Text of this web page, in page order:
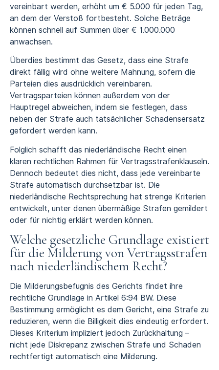
vereinbart werden, erhöht um € 5.000 für jeden Tag,
an dem der Verstoß fortbesteht. Solche Beträge
können schnell auf Summen über € 1.000.000
anwachsen.
Überdies bestimmt das Gesetz, dass eine Strafe
direkt fällig wird ohne weitere Mahnung, sofern die
Parteien dies ausdrücklich vereinbaren.
Vertragsparteien können außerdem von der
Hauptregel abweichen, indem sie festlegen, dass
neben der Strafe auch tatsächlicher Schadensersatz
gefordert werden kann.
Folglich schafft das niederländische Recht einen
klaren rechtlichen Rahmen für Vertragsstrafenklauseln.
Dennoch bedeutet dies nicht, dass jede vereinbarte
Strafe automatisch durchsetzbar ist. Die
niederländische Rechtsprechung hat strenge Kriterien
entwickelt, unter denen übermäßige Strafen gemildert
oder für nichtig erklärt werden können.
Welche gesetzliche Grundlage existiert
für die Milderung von Vertragsstrafen
nach niederländischem Recht?
Die Milderungsbefugnis des Gerichts findet ihre
rechtliche Grundlage in Artikel 6:94 BW. Diese
Bestimmung ermöglicht es dem Gericht, eine Strafe zu
reduzieren, wenn die Billigkeit dies eindeutig erfordert.
Dieses Kriterium impliziert jedoch Zurückhaltung –
nicht jede Diskrepanz zwischen Strafe und Schaden
rechtfertigt automatisch eine Milderung.